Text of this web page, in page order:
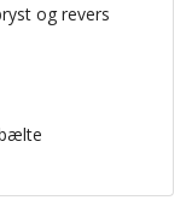
og revers